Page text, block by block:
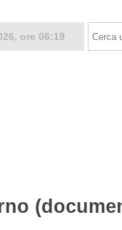
ore 06:19